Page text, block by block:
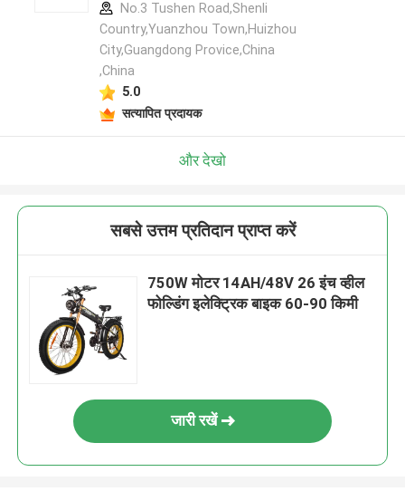
No.3 Tushen Road,Shenli
Country,Yuanzhou Town,Huizhou
City,Guangdong Provice,China
,China
5.0
सत्यापित प्रदायक
और देखो
सबसे उत्तम प्रतिदान प्राप्त करें
750W मोटर 14AH/48V 26 इंच व्हील
फोल्डिंग इलेक्ट्रिक बाइक 60-90 किमी
जारी रखें